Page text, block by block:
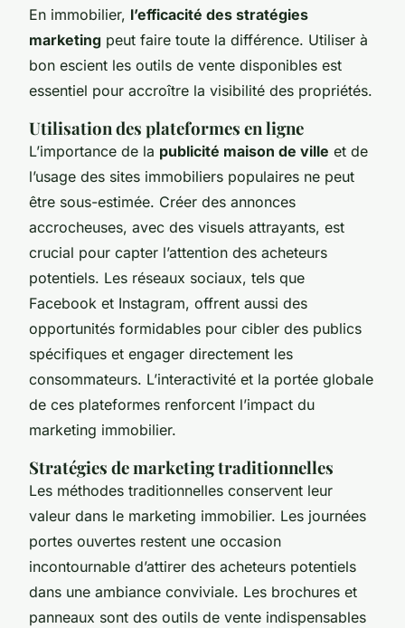
En immobilier, l’efficacité des stratégies
marketing peut faire toute la différence. Utiliser à
bon escient les outils de vente disponibles est
essentiel pour accroître la visibilité des propriétés.
Utilisation des plateformes en ligne
L’importance de la publicité maison de ville et de
l’usage des sites immobiliers populaires ne peut
être sous-estimée. Créer des annonces
accrocheuses, avec des visuels attrayants, est
crucial pour capter l’attention des acheteurs
potentiels. Les réseaux sociaux, tels que
Facebook et Instagram, offrent aussi des
opportunités formidables pour cibler des publics
spécifiques et engager directement les
consommateurs. L’interactivité et la portée globale
de ces plateformes renforcent l’impact du
marketing immobilier.
Stratégies de marketing traditionnelles
Les méthodes traditionnelles conservent leur
valeur dans le marketing immobilier. Les journées
portes ouvertes restent une occasion
incontournable d’attirer des acheteurs potentiels
dans une ambiance conviviale. Les brochures et
panneaux sont des outils de vente indispensables